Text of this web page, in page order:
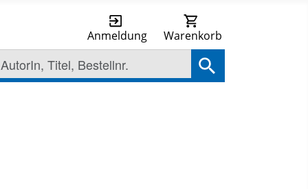
Anmeldung Warenkorb